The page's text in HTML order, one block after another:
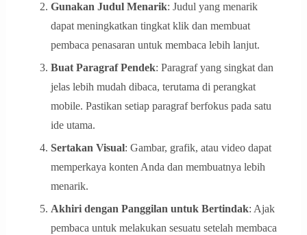
Gunakan Judul Menarik: Judul yang menarik
dapat meningkatkan tingkat klik dan membuat
pembaca penasaran untuk membaca lebih lanjut.
Buat Paragraf Pendek: Paragraf yang singkat dan
jelas lebih mudah dibaca, terutama di perangkat
mobile. Pastikan setiap paragraf berfokus pada satu
ide utama.
Sertakan Visual: Gambar, grafik, atau video dapat
memperkaya konten Anda dan membuatnya lebih
menarik.
Akhiri dengan Panggilan untuk Bertindak: Ajak
pembaca untuk melakukan sesuatu setelah membaca